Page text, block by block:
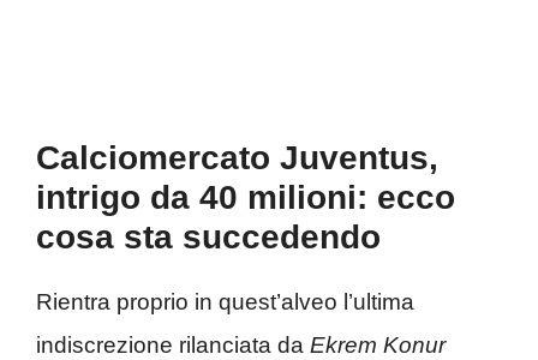
Calciomercato Juventus,
intrigo da 40 milioni: ecco
cosa sta succedendo
Rientra proprio in quest’alveo l’ultima
indiscrezione rilanciata da Ekrem Konur